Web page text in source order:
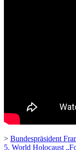
> Bundespräsident
5. World Holocaust